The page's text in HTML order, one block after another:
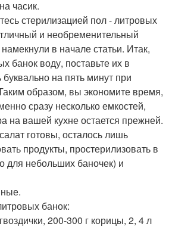
часик.
стерилизацией пол - литровых
и необременительный
в начале статьи. Итак,
банок воду, поставьте их в
на пять минут при
образом, вы экономите время,
сразу несколько емкостей,
на вашей кухне остается прежней.
готовы, осталось лишь
продукты, простерилизовать в
для небольших баночек) и
банок:
200-300 г корицы, 2, 4 л